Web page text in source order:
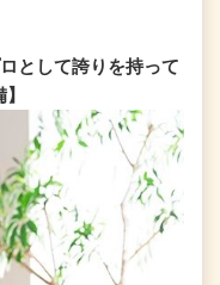
として誇りを持って